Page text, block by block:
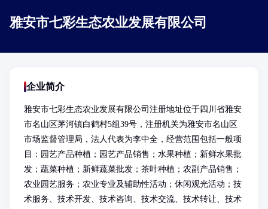
雅安市七彩生态农业发展有限公司
企业简介
雅安市七彩生态农业发展有限公司注册地址位于四川省雅安
市名山区茅河镇白鹤村5组39号，注册机关为雅安市名山区
市场监督管理局，法人代表为李中全，经营范围包括一般项
目：园艺产品种植；园艺产品销售；水果种植；新鲜水果批
发；蔬菜种植；新鲜蔬菜批发；茶叶种植；农副产品销售；
农业园艺服务；农业专业及辅助性活动；休闲观光活动；技
术服务、技术开发、技术咨询、技术交流、技术转让、技术